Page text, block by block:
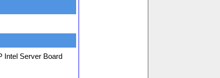
Intel Server Board